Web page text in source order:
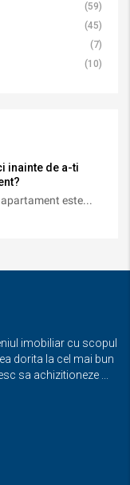
(59)
(45)
(7)
(10)
inainte de a-ti
este...
imobiliar cu scopul
dorita la cel mai bun
sa achizitioneze ...